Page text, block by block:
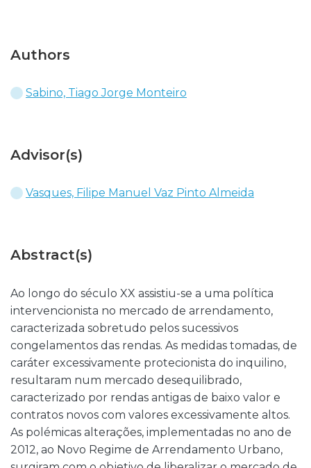
Authors
Sabino, Tiago Jorge Monteiro
Advisor(s)
Vasques, Filipe Manuel Vaz Pinto Almeida
Abstract(s)
Ao longo do século XX assistiu-se a uma política
intervencionista no mercado de arrendamento,
caracterizada sobretudo pelos sucessivos
congelamentos das rendas. As medidas tomadas, de
caráter excessivamente protecionista do inquilino,
resultaram num mercado desequilibrado,
caracterizado por rendas antigas de baixo valor e
contratos novos com valores excessivamente altos.
As polémicas alterações, implementadas no ano de
2012, ao Novo Regime de Arrendamento Urbano,